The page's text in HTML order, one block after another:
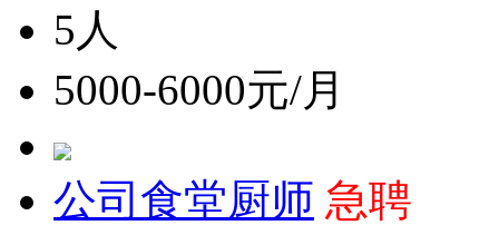
5人
5000-6000元/月
公司食堂厨师 急聘